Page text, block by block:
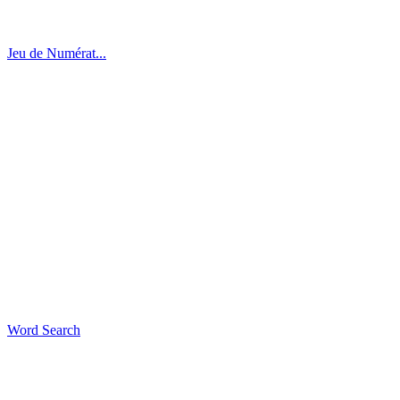
Jeu de Numérat...
Word Search